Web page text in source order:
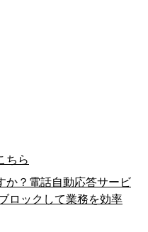
ちら
か？電話自動応答サービ
ロックして業務を効率